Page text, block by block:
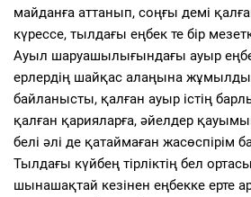
майданға аттанып, соңғы демі
күрессе, тылдағы еңбек те бір
Ауыл шаруашылығындағы ауыр
ерлердің шайқас алаңына
байланысты, қалған ауыр істің
қалған қарияларға, әйелдер
белі әлі де қатаймаған жасөспірім
Тылдағы күйбең тірліктің бел
шынашақтай кезінен еңбекке ерте